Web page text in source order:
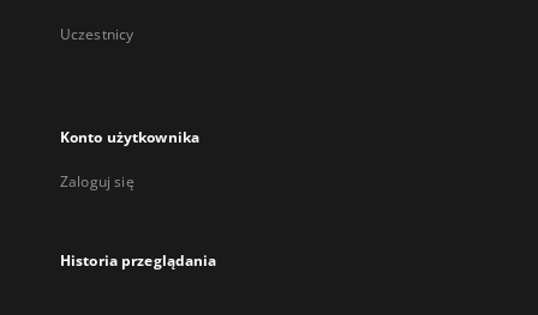
Uczestnicy
Konto użytkownika
Zaloguj się
Historia przeglądania